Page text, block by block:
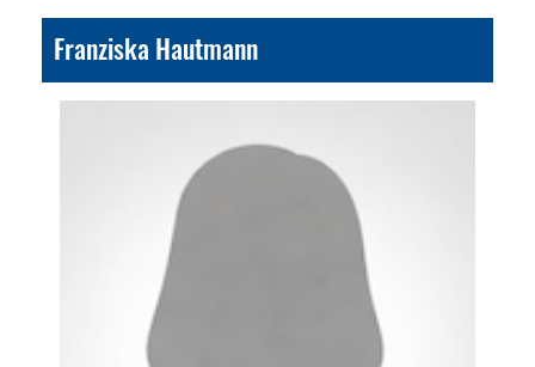
Franziska Hautmann